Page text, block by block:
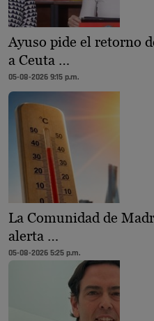
Ayuso pide el retorno
a Ceuta …
05-08-2026 9:15 p.m.
La Comunidad de
alerta …
05-08-2026 5:25 p.m.